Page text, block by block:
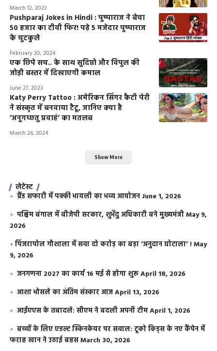
March 12, 2023
Pushparaj Jokes in Hindi : पुष्पाराज ने बेचा
50 हजार का टीवी फिर! पढ़े 5 मजेदार पुष्पाराज
के चुटकुले
February 20, 2024
एक छिपे सच.. के साथ सुदिप्तो और विपुल की
जोड़ी बस्तर में दिखाएगी कमाल
June 27, 2023
Katy Perry Tattoo : अमेरिकन सिंगर कैटी पेरी
ने संस्कृत में बनवाया टैटू, जानिए क्या है
‘अनुगच्छतु प्रवाहं’ का मतलब
March 26, 2024
Show More
लेटेस्ट
ग्रैंड सफारी में पक्की भायली का भव्य आयोजन June 1, 2026
पश्चिम बंगाल में बीजेपी सरकार, शुभेंदु अधिकारी बने मुख्यमंत्रीMay 9,
2026
​पिंजरापोल गौशाला में सवा दो करोड़ का बड़ा ‘अनुदान घोटाला’ !May
9, 2026
जनगणना 2027 का कार्य 16 मई से होगा शुरूApril 18, 2026
आशा भोसले का अंतिम संस्कार आजApril 13, 2026
आईएएस के तबादले: सीएम ने बदली अपनी टीमApril 1, 2026
बच्चों के लिए एडल्ट स्किनकेयर पर सवाल: टूको किड्स के नए कैंपेन में
फराह खान ने उठाई बहसMarch 30, 2026